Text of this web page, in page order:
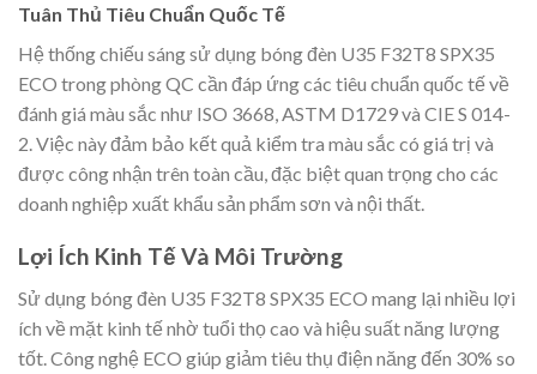
Tuân Thủ Tiêu Chuẩn Quốc Tế
Hệ thống chiếu sáng sử dụng bóng đèn U35 F32T8 SPX35
ECO trong phòng QC cần đáp ứng các tiêu chuẩn quốc tế về
đánh giá màu sắc như ISO 3668, ASTM D1729 và CIE S 014-
2. Việc này đảm bảo kết quả kiểm tra màu sắc có giá trị và
được công nhận trên toàn cầu, đặc biệt quan trọng cho các
doanh nghiệp xuất khẩu sản phẩm sơn và nội thất.
Lợi Ích Kinh Tế Và Môi Trường
Sử dụng bóng đèn U35 F32T8 SPX35 ECO mang lại nhiều lợi
ích về mặt kinh tế nhờ tuổi thọ cao và hiệu suất năng lượng
tốt. Công nghệ ECO giúp giảm tiêu thụ điện năng đến 30% so